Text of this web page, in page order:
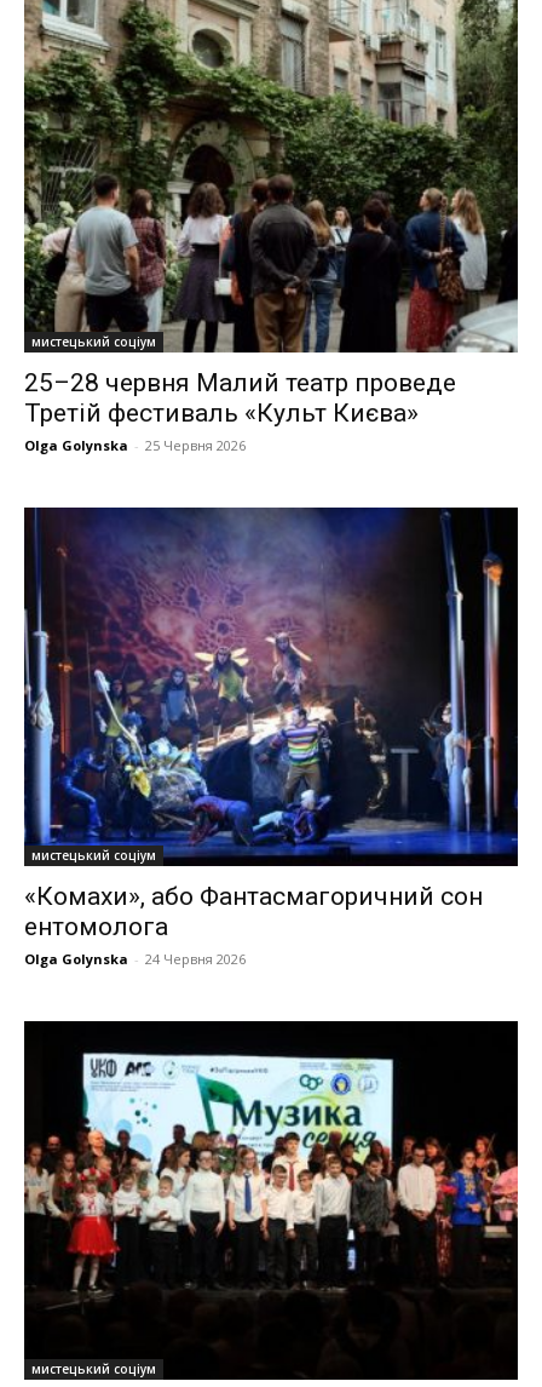
мистецький соціум
25–28 червня Малий театр проведе
Третій фестиваль «Культ Києва»
Olga Golynska - 25 Червня 2026
мистецький соціум
«Комахи», або Фантасмагоричний сон
ентомолога
Olga Golynska - 24 Червня 2026
мистецький соціум